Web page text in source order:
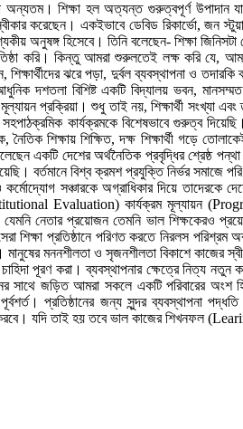
অন্যতম। শিক্ষা হল অত্যন্ত গুরুত্বপূর্ণ
করেছেন। একইভাবে ডেবিড রিকার্ভো, জন
অনুষঙ্গ হিসেবে। তিনি বলেছেন- শিক্ষা
করি। কিন্তু আমরা শুরুলতেই লক্ষ করি যে,
শিক্ষার্থীদের ঝরে পড়া, দুর্বল
দশতলা বিশিষ্ট একটি বিদ্যালয় ভবন,
প্রক্রিয়া। শুধু তাই নয়, শিক্ষার্থী সংখ্যা
কার্যক্রমকে বিশেষভাবে গুরুত্ব
শিক্ষায় শিক্ষিত, দক্ষ শিক্ষার্থী গড়ে
একটি দেশের অর্থনৈতিক প্রবৃদ্ধির
বর্তমানে বিশ্ব ক্রমশ প্রযুক্তি নির্ভর সমাজে
সঞ্চারকে অগ্রাধিকার দিয়ে তাদেরকে
Evaluation) কার্যক্রম মূল্যায়ন
যেমনি নেতার প্রয়োজন তেমনি ভাল
শিক্ষা প্রতিষ্ঠানে পরিণত করতে নিরলস
মননশীলতা ও সৃজনশীলতা বিকাশে কাজের
পূরণ করা। ব্যবস্থাপনার ক্ষেত্রে নিত্য
সাথে জড়িত আমরা সকলে একটি পরিবারের
পূর্বশর্ত। প্রতিষ্ঠানের জন্য সুন্দর
যদি তাই হয় তবে ভাল কাজের শিখনফল